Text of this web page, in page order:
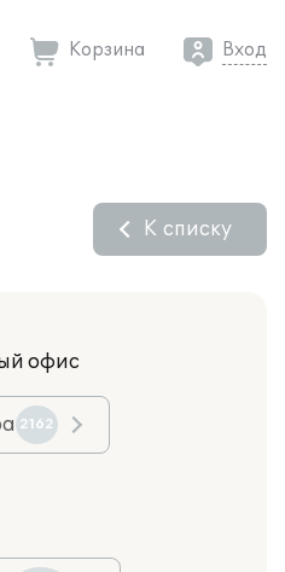
Корзина Вход
К списку
офис
2162